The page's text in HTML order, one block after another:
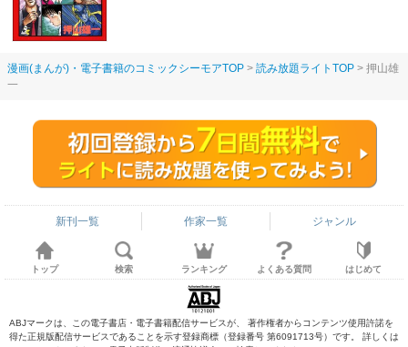
漫画(まんが)・電子書籍のコミックシーモアTOP 読み放題ライトTOP
押山雄
一
新刊一覧 作家一覧 ジャンル
トップ 検索 ランキング よくある質問 はじめて
ABJマークは、この電子書店・電子書籍配信サービスが、 著作権者からコンテンツ使用許諾を
得た正規版配信サービスであることを示す登録商標（登録番号 第6091713号）です。 詳しくは